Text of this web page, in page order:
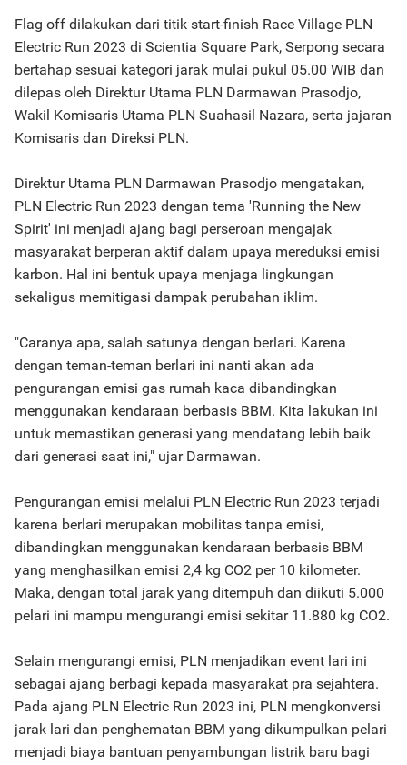
Flag off dilakukan dari titik start-finish Race Village PLN
Electric Run 2023 di Scientia Square Park, Serpong secara
bertahap sesuai kategori jarak mulai pukul 05.00 WIB dan
dilepas oleh Direktur Utama PLN Darmawan Prasodjo,
Wakil Komisaris Utama PLN Suahasil Nazara, serta jajaran
Komisaris dan Direksi PLN.
Direktur Utama PLN Darmawan Prasodjo mengatakan,
PLN Electric Run 2023 dengan tema 'Running the New
Spirit' ini menjadi ajang bagi perseroan mengajak
masyarakat berperan aktif dalam upaya mereduksi emisi
karbon. Hal ini bentuk upaya menjaga lingkungan
sekaligus memitigasi dampak perubahan iklim.
"Caranya apa, salah satunya dengan berlari. Karena
dengan teman-teman berlari ini nanti akan ada
pengurangan emisi gas rumah kaca dibandingkan
menggunakan kendaraan berbasis BBM. Kita lakukan ini
untuk memastikan generasi yang mendatang lebih baik
dari generasi saat ini," ujar Darmawan.
Pengurangan emisi melalui PLN Electric Run 2023 terjadi
karena berlari merupakan mobilitas tanpa emisi,
dibandingkan menggunakan kendaraan berbasis BBM
yang menghasilkan emisi 2,4 kg CO2 per 10 kilometer.
Maka, dengan total jarak yang ditempuh dan diikuti 5.000
pelari ini mampu mengurangi emisi sekitar 11.880 kg CO2.
Selain mengurangi emisi, PLN menjadikan event lari ini
sebagai ajang berbagi kepada masyarakat pra sejahtera.
Pada ajang PLN Electric Run 2023 ini, PLN mengkonversi
jarak lari dan penghematan BBM yang dikumpulkan pelari
menjadi biaya bantuan penyambungan listrik baru bagi